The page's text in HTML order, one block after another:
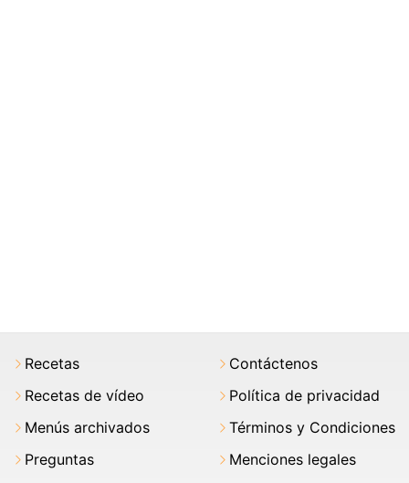
Recetas
Recetas de vídeo
Menús archivados
Preguntas
Contáctenos
Política de privacidad
Términos y Condiciones
Menciones legales